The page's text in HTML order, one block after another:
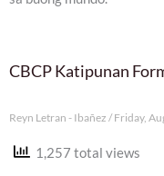
CBCP Katipunan
Reyn Letran - Ibañez Friday,
1,257 total views